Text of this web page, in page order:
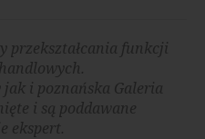
przekształcania funkcji
i poznańska Galeria
i są poddawane
ekspert.